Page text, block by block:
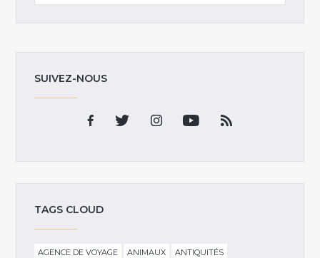
SUIVEZ-NOUS
TAGS CLOUD
AGENCE DE VOYAGE ANIMAUX
ANTIQUITÉS